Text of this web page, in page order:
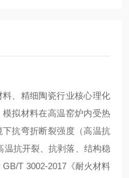
料、精细陶瓷行业核心理化
模拟材料在高温窑炉内受热
抗弯折断裂强度（高温抗
抗开裂、抗剥落、结构稳
GB/T 3002-2017《耐火材料